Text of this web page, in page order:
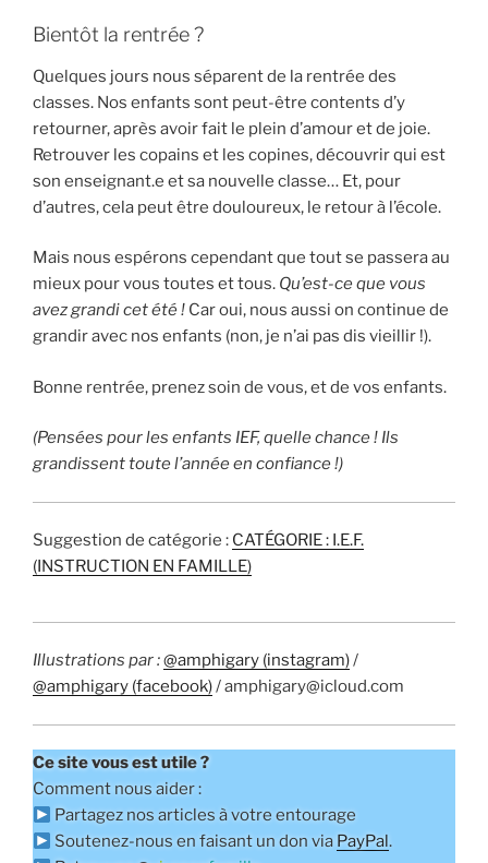
Bientôt la rentrée ?
Quelques jours nous séparent de la rentrée des
classes. Nos enfants sont peut-être contents d’y
retourner, après avoir fait le plein d’amour et de joie.
Retrouver les copains et les copines, découvrir qui est
son enseignant.e et sa nouvelle classe… Et, pour
d’autres, cela peut être douloureux, le retour à l’école.
Mais nous espérons cependant que tout se passera au
mieux pour vous toutes et tous. Qu’est-ce que vous
avez grandi cet été ! Car oui, nous aussi on continue de
grandir avec nos enfants (non, je n’ai pas dis vieillir !).
Bonne rentrée, prenez soin de vous, et de vos enfants.
(Pensées pour les enfants IEF, quelle chance ! Ils
grandissent toute l’année en confiance !)
Suggestion de catégorie : CATÉGORIE : I.E.F.
(INSTRUCTION EN FAMILLE)
Illustrations par :@amphigary (instagram)/
@amphigary (facebook)/ amphigary@icloud.com
Ce site vous est utile ?
Comment nous aider :
Partagez nos articles à votre entourage
Soutenez-nous en faisant un don via PayPal.